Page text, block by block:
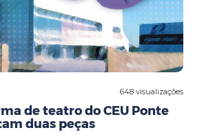
648 visualizações
de teatro do CEU Ponte
duas peças